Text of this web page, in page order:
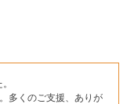
多くのご支援、ありが